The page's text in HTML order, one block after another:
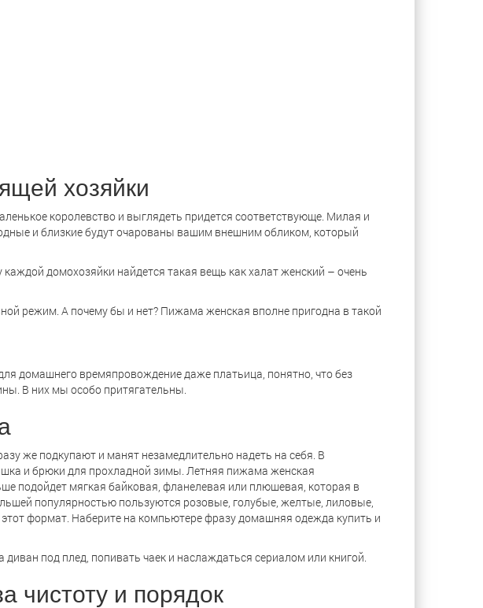
хозяйки
королевство и выглядеть придется соответствующе. Милая и
и близкие будут очарованы вашим внешним обликом, который
домохозяйки найдется такая вещь как халат женский – очень
режим. А почему бы и нет? Пижама женская вполне пригодна в такой
домашнего времяпровождение даже платьица, понятно, что без
В них мы особо притягательны.
же подкупают и манят незамедлительно надеть на себя. В
и брюки для прохладной зимы. Летняя пижама женская
подойдет мягкая байковая, фланелевая или плюшевая, которая в
популярностью пользуются розовые, голубые, желтые, лиловые,
формат. Наберите на компьютере фразу домашняя одежда купить и
под плед, попивать чаек и наслаждаться сериалом или книгой.
чистоту и порядок